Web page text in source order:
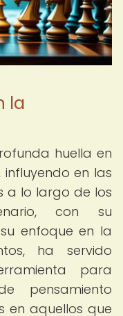
la
huella en
en las
a lo largo de los
con su
enfoque en la
ha servido
para
pensamiento
en aquellos que